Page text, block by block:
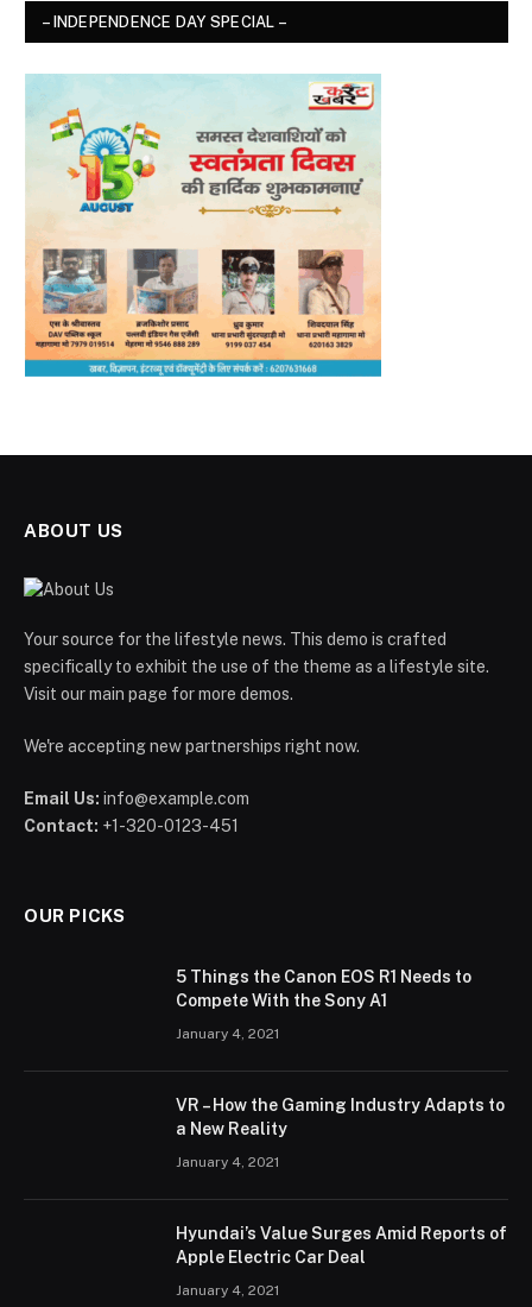
– INDEPENDENCE DAY SPECIAL –
ABOUT US
Your source for the lifestyle news. This demo is crafted
specifically to exhibit the use of the theme as a lifestyle site.
Visit our main page for more demos.
We're accepting new partnerships right now.
Email Us: info@example.com
Contact: +1-320-0123-451
OUR PICKS
5 Things the Canon EOS R1 Needs to
Compete With the Sony A1
January 4, 2021
VR – How the Gaming Industry Adapts to
a New Reality
January 4, 2021
Hyundai’s Value Surges Amid Reports of
Apple Electric Car Deal
January 4, 2021